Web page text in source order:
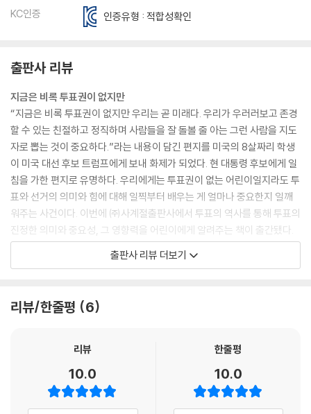
KC인증 인증유형 : 적합성확인
출판사 리뷰
지금은 비록 투표권이 없지만
“지금은 비록 투표권이 없지만 우리는 곧 미래다. 우리가 우러러보고 존경
할 수 있는 친절하고 정직하며 사람들을 잘 돌볼 줄 아는 그런 사람을 지도
자로 뽑는 것이 중요하다.”라는 내용이 담긴 편지를 미국의 8살짜리 학생
이 미국 대선 후보 트럼프에게 보내 화제가 되었다. 현 대통령 후보에게 일
침을 가한 편지로 유명하다. 우리에게는 투표권이 없는 어린이일지라도 투
표와 선거의 의미와 힘에 대해 일찍부터 배우는 게 얼마나 중요한지 일깨
워주는 사건이다. 이번에 ㈜사계절출판사에서 투표의 역사를 통해 투표의
진정한 의미와 중요성, 그 영향력을 어린이에게 알려주는 책이 출간됐다.
『투표, 종이 한 장의 힘』이다.
퍼센트, 2~30대 청년 투표율 49.45퍼센트를 기록했다. 이전보다 다소
스럽게 얻는 권리쯤으로 여기는 듯하다. 그렇지 않다. 투표권의 역사는 민
가기 위한 인류의 노력은 치열했다. 거저 얻을 수 있는 권리는 세상에 없다.
투표권도 마찬가지이다.
출판사 리뷰 더보기
리뷰/한줄평 6
리뷰
10.0
한줄평
10.0